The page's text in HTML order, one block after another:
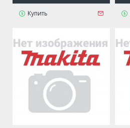
Купить